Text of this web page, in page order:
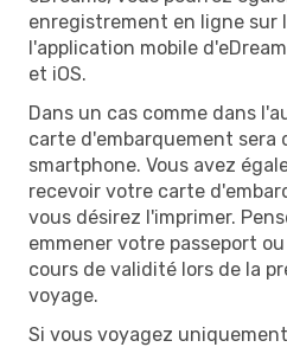
enregistrement en ligne sur
l'application mobile
et iOS.
Dans un cas comme dans
carte d'embarquement sera
smartphone. Vous avez
recevoir votre carte
vous désirez l'imprimer.
emmener votre passeport
cours de validité lors de la
voyage.
Si vous voyagez